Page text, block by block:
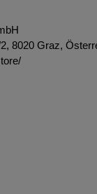
8020 Graz,